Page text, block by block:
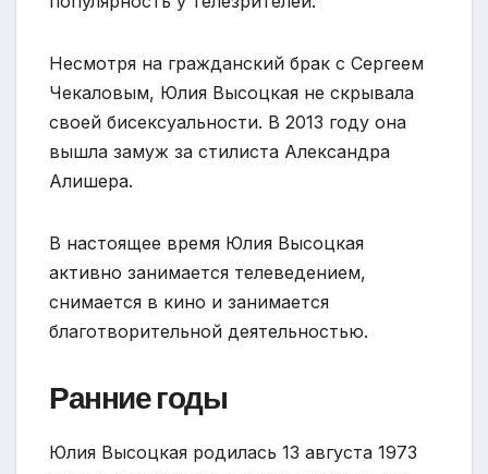
Несмотря на гражданский брак с Сергеем
Чекаловым, Юлия Высоцкая не скрывала
своей бисексуальности. В 2013 году она
вышла замуж за стилиста Александра
Алишера.
В настоящее время Юлия Высоцкая
активно занимается телеведением,
снимается в кино и занимается
благотворительной деятельностью.
Ранние годы
Юлия Высоцкая родилась 13 августа 1973